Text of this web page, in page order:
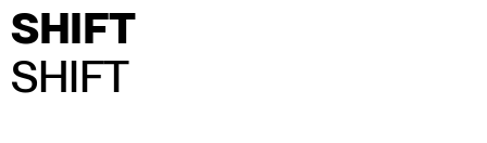
SHIFT
SHIFT